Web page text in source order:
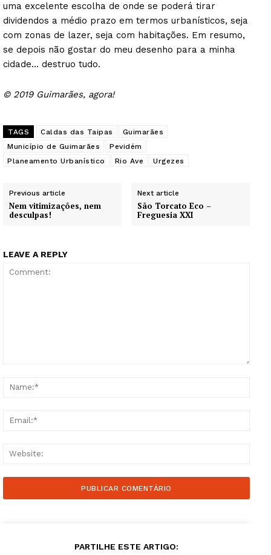
uma excelente escolha de onde se poderá tirar
dividendos a médio prazo em termos urbanísticos, seja
com zonas de lazer, seja com habitações. Em resumo,
se depois não gostar do meu desenho para a minha
cidade… destruo tudo.
© 2019 Guimarães, agora!
TAGS Caldas das Taipas
Guimarães
Município de Guimarães
Pevidém
Planeamento Urbanístico
Rio Ave Urgezes
Previous article
Nem vitimizações, nem
desculpas!
Next article
São Torcato Eco –
Freguesia XXI
LEAVE A REPLY
PARTILHE ESTE ARTIGO: